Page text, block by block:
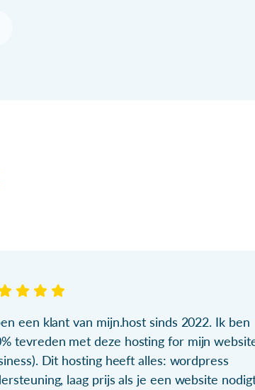
een klant van mijn.host sinds 2022. Ik ben
tevreden met deze hosting for mijn
Dit hosting heeft alles: wordpress
laag prijs als je een website